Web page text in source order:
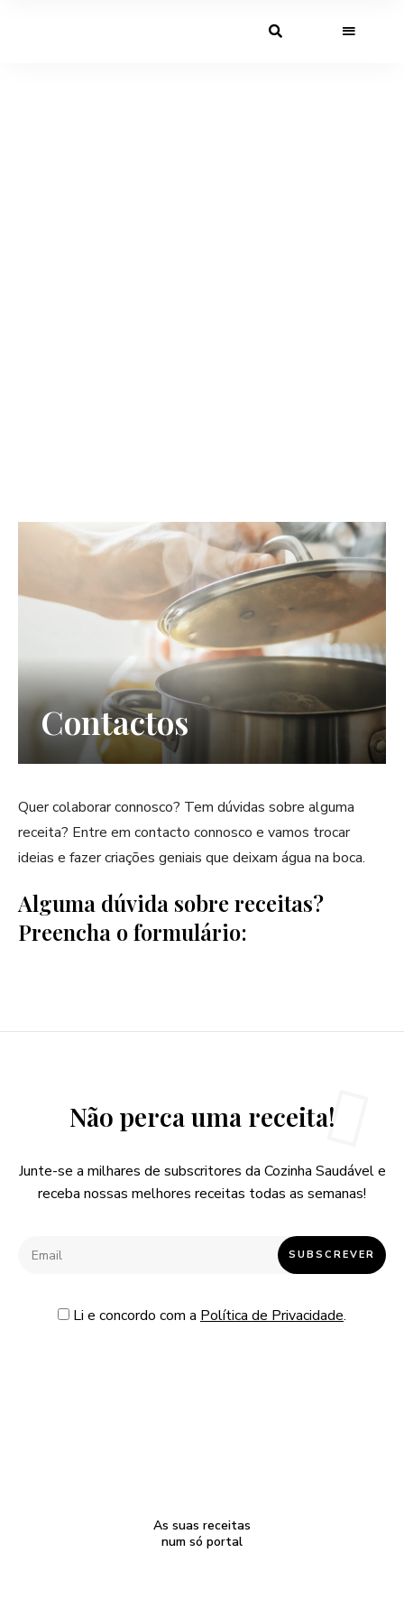
Contactos
Quer colaborar connosco? Tem dúvidas sobre alguma
receita? Entre em contacto connosco e vamos trocar
ideias e fazer criações geniais que deixam água na boca.
Alguma dúvida sobre receitas?
Preencha o formulário:
Não perca uma receita!
Junte-se a milhares de subscritores da Cozinha Saudável e
receba nossas melhores receitas todas as semanas!
Li e concordo com a Política de Privacidade.
As suas receitas
num só portal